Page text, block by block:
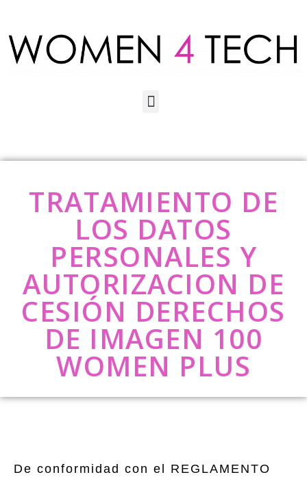
TRATAMIENTO DE
LOS DATOS
PERSONALES Y
AUTORIZACION DE
CESIÓN DERECHOS
DE IMAGEN 100
WOMEN PLUS
De conformidad con el REGLAMENTO